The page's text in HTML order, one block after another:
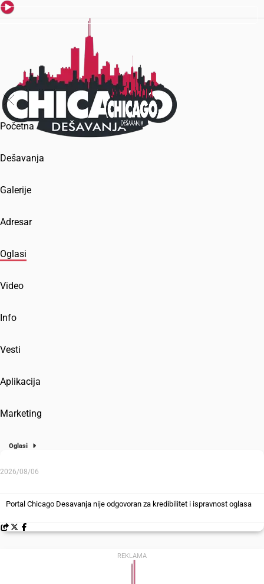
Početna
Dešavanja
Galerije
Adresar
Oglasi
Video
Info
Vesti
Aplikacija
Marketing
Oglasi
Portal Chicago Desavanja nije odgovoran za kredibilitet i ispravnost oglasa
2026/08/06
REKLAMA